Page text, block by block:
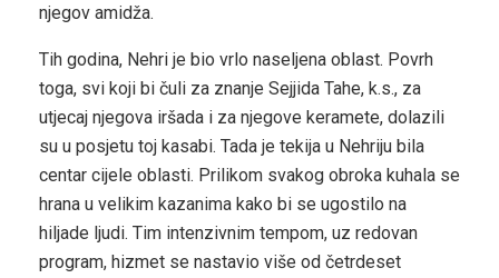
njegov amidža.
Tih godina, Nehri je bio vrlo naseljena oblast. Povrh
toga, svi koji bi čuli za znanje Sejjida Tahe, k.s., za
utjecaj njegova iršada i za njegove keramete, dolazili
su u posjetu toj kasabi. Tada je tekija u Nehriju bila
centar cijele oblasti. Prilikom svakog obroka kuhala se
hrana u velikim kazanima kako bi se ugostilo na
hiljade ljudi. Tim intenzivnim tempom, uz redovan
program, hizmet se nastavio više od četrdeset